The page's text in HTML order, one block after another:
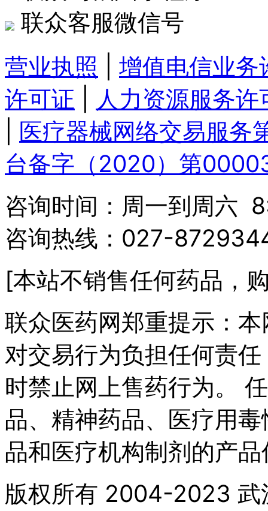
联众客服微信号
营业执照
增值电信业务
许可证
人力资源服务许
医疗器械网络交易服务
台备字（2020）第
咨询时间：周一到周六
咨询热线：027-
[本站不销售任何药品，
联众医药网郑重提示：
对交易行为负担任何责
时禁止网上售药行为。
品、精神药品、医疗用
品和医疗机构制剂的产
版权所有 2004-2023 武